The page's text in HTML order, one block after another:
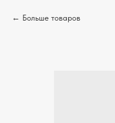
Больше товаров